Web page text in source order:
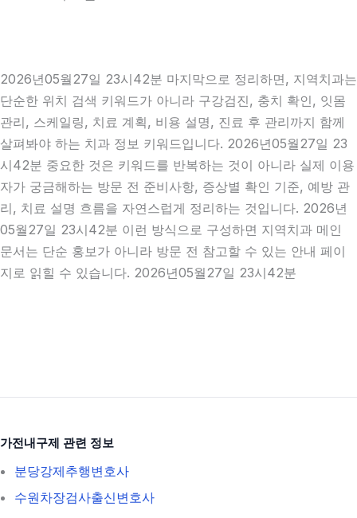
2026년05월27일 23시42분 마지막으로 정리하면, 지역치과는
단순한 위치 검색 키워드가 아니라 구강검진, 충치 확인, 잇몸
관리, 스케일링, 치료 계획, 비용 설명, 진료 후 관리까지 함께
살펴봐야 하는 치과 정보 키워드입니다. 2026년05월27일 23
시42분 중요한 것은 키워드를 반복하는 것이 아니라 실제 이용
자가 궁금해하는 방문 전 준비사항, 증상별 확인 기준, 예방 관
리, 치료 설명 흐름을 자연스럽게 정리하는 것입니다. 2026년
05월27일 23시42분 이런 방식으로 구성하면 지역치과 메인
문서는 단순 홍보가 아니라 방문 전 참고할 수 있는 안내 페이
지로 읽힐 수 있습니다. 2026년05월27일 23시42분
가전내구제 관련 정보
분당강제추행변호사
수원차장검사출신변호사